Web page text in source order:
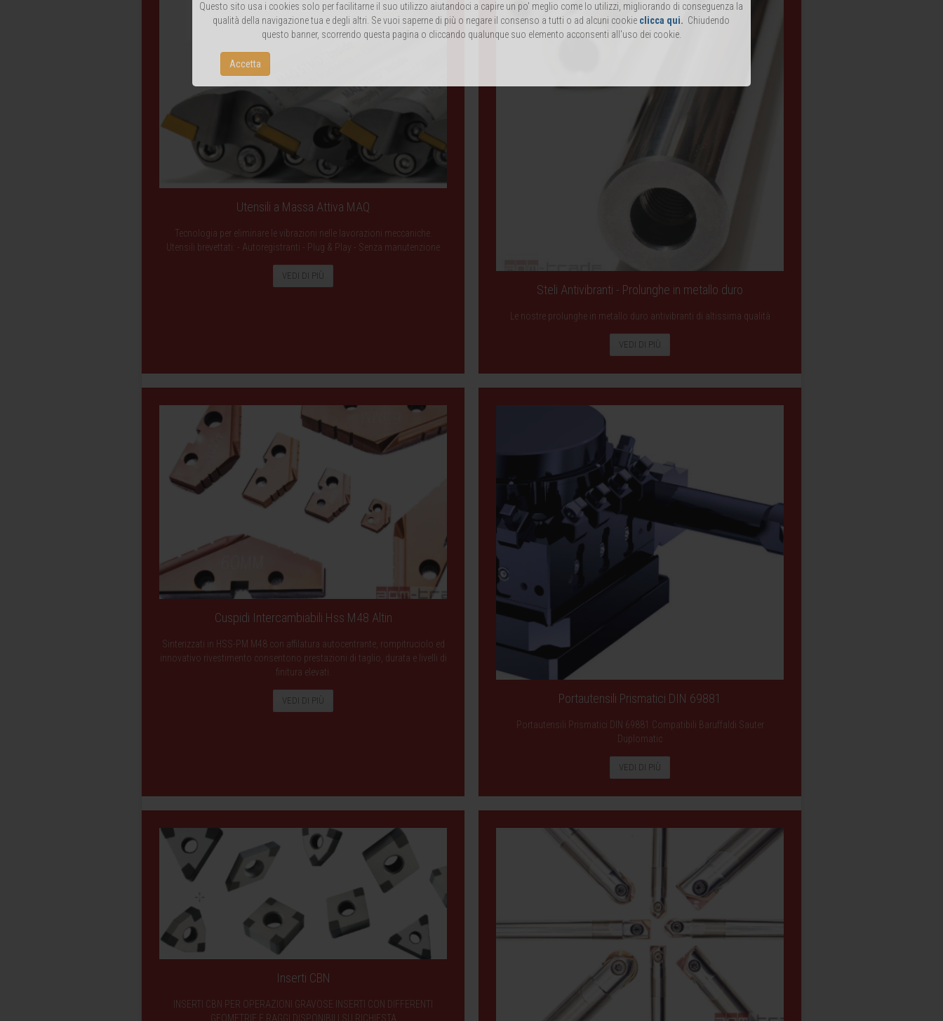
Questo sito usa i cookies solo per facilitarne il suo utilizzo aiutandoci a capire un po' meglio come lo utilizzi, migliorando di conseguenza la
qualità della navigazione tua e degli altri. Se vuoi saperne di più o negare il consenso a tutti o ad alcuni cookie clicca qui. Chiudendo
questo banner, scorrendo questa pagina o cliccando qualunque suo elemento acconsenti all'uso dei cookie.
Accetta
Utensili a Massa Attiva MAQ
Tecnologia per eliminare le vibrazioni nelle lavorazioni meccaniche.
Utensili brevettati: - Autoregistranti - Plug & Play - Senza manutenzione
VEDI DI PIÙ
Steli Antivibranti - Prolunghe in metallo duro
Le nostre prolunghe in metallo duro antivibranti di altissima qualità
VEDI DI PIÙ
Cuspidi Intercambiabili Hss M48 Altin
Sinterizzati in HSS-PM M48 con affilatura autocentrante, rompitruciolo ed
innovativo rivestimento consentono prestazioni di taglio, durata e livelli di
finitura elevati.
VEDI DI PIÙ Portautensili Prismatici DIN 69881
Portautensili Prismatici DIN 69881 Compatibili Baruffaldi Sauter
Duplomatic
VEDI DI PIÙ
Inserti CBN
INSERTI CBN PER OPERAZIONI GRAVOSE INSERTI CON DIFFERENTI
GEOMETRIE E RAGGI DISPONIBILI SU RICHIESTA